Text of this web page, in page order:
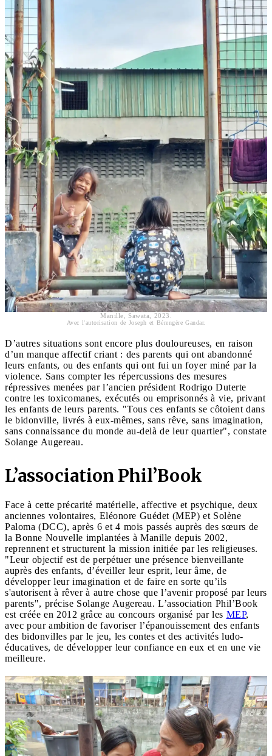
Manille, Sawata, 2023.
Avec l'autorisation de Joseph et Bérengère Gandar.
D’autres situations sont encore plus douloureuses, en raison
d’un manque affectif criant : des parents qui ont abandonné
leurs enfants, ou des enfants qui ont fui un foyer miné par la
violence. Sans compter les répercussions des mesures
répressives menées par l’ancien président Rodrigo Duterte
contre les toxicomanes, exécutés ou emprisonnés à vie, privant
les enfants de leurs parents. "Tous ces enfants se côtoient dans
le bidonville, livrés à eux-mêmes, sans rêve, sans imagination,
sans connaissance du monde au-delà de leur quartier", constate
Solange Augereau.
L’association Phil’Book
Face à cette précarité matérielle, affective et psychique, deux
anciennes volontaires, Eléonore Guédet (MEP) et Solène
Paloma (DCC), après 6 et 4 mois passés auprès des sœurs de
la Bonne Nouvelle implantées à Manille depuis 2002,
reprennent et structurent la mission initiée par les religieuses.
"Leur objectif est de perpétuer une présence bienveillante
auprès des enfants, d’éveiller leur esprit, leur âme, de
développer leur imagination et de faire en sorte qu’ils
s'autorisent à rêver à autre chose que l’avenir proposé par leurs
parents", précise Solange Augereau. L’association Phil’Book
est créée en 2012 grâce au concours organisé par les MEP,
avec pour ambition de favoriser l’épanouissement des enfants
des bidonvilles par le jeu, les contes et des activités ludo-
éducatives, de développer leur confiance en eux et en une vie
meilleure.